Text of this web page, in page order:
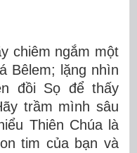
chiêm ngắm một
Bêlem; lặng nhìn
đồi Sọ để thấy
trầm mình sâu
Thiên Chúa là
tim của bạn và